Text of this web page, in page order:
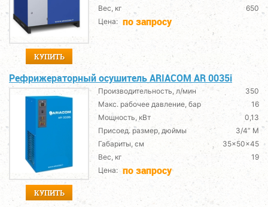
КУПИТЬ
Вес, кг
650
Цена: по запросу
Рефрижераторный осушитель ARIACOM AR 0035i
КУПИТЬ
Производительность, л/мин
350
Макс. рабочее давление, бар
16
Мощность, кВт
0,13
Присоед. размер, дюймы
3/4” M
Габариты, см
35x50x45
Вес, кг
19
Цена: по запросу